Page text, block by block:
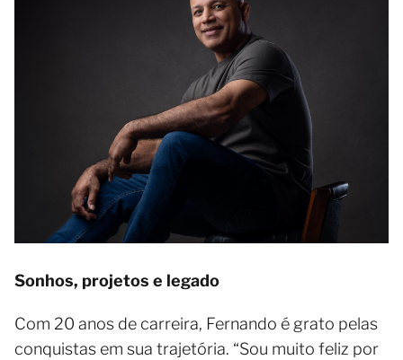
Sonhos, projetos e legado
Com 20 anos de carreira, Fernando é grato pelas
conquistas em sua trajetória. “Sou muito feliz por